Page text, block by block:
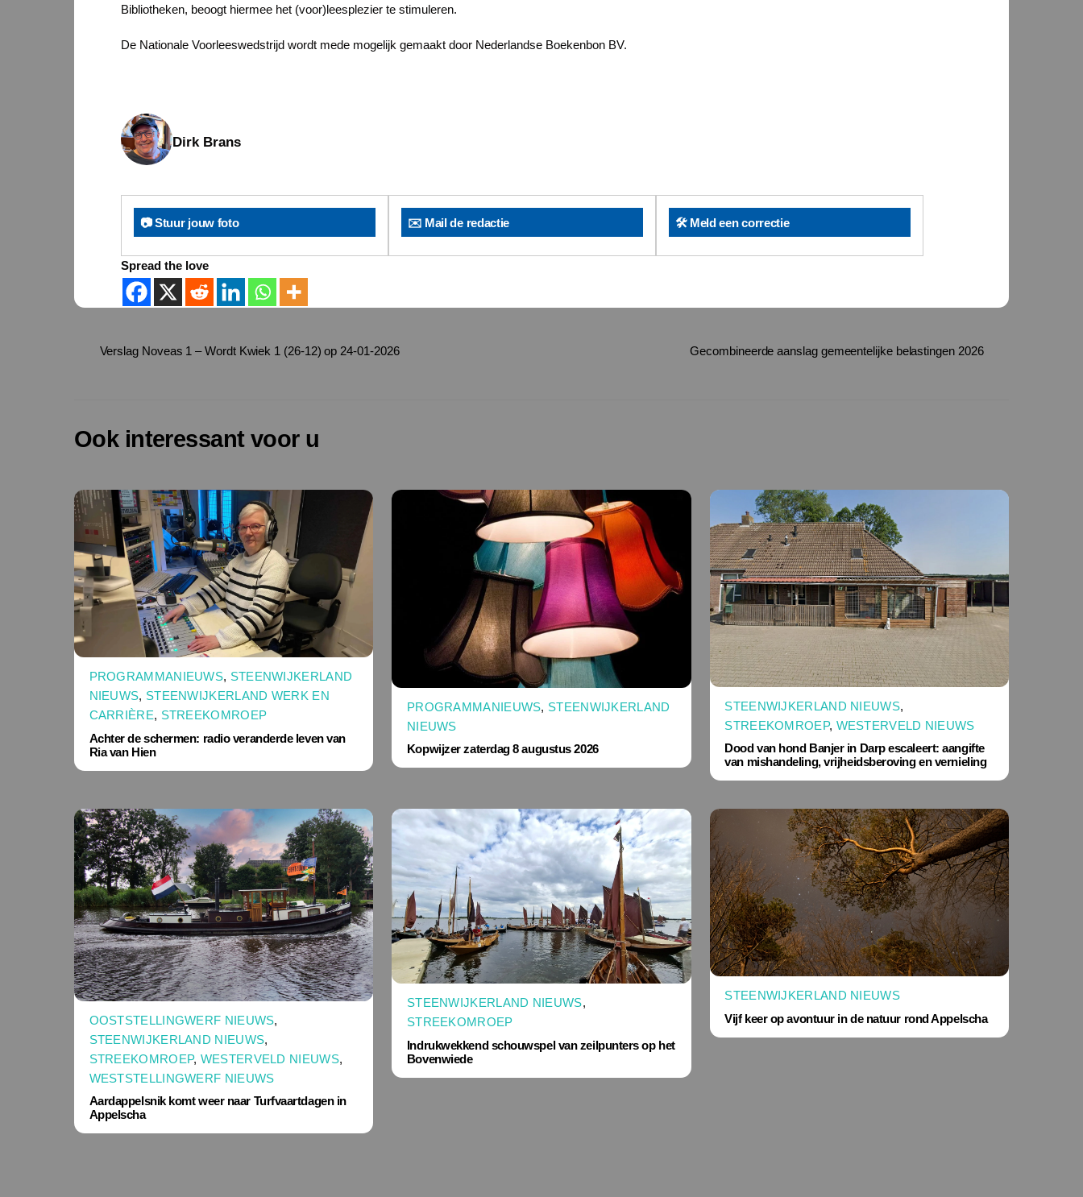
Bibliotheken, beoogt hiermee het (voor)leesplezier te stimuleren.
De Nationale Voorleeswedstrijd wordt mede mogelijk gemaakt door Nederlandse Boekenbon BV.
Dirk Brans
📷 Stuur jouw foto ✉️ Mail de redactie 🛠️ Meld een correctie
Spread the love
Verslag Noveas 1 – Wordt Kwiek 1 (26-12) op 24-01-2026 Gecombineerde aanslag gemeentelijke belastingen 2026
Ook interessant voor u
PROGRAMMANIEUWS, STEENWIJKERLAND
NIEUWS, STEENWIJKERLAND WERK EN
CARRIÈRE, STREEKOMROEP
Achter de schermen: radio veranderde leven van
Ria van Hien
PROGRAMMANIEUWS, STEENWIJKERLAND
NIEUWS
Kopwijzer zaterdag 8 augustus 2026
STEENWIJKERLAND NIEUWS,
STREEKOMROEP, WESTERVELD NIEUWS
Dood van hond Banjer in Darp escaleert: aangifte
van mishandeling, vrijheidsberoving en vernieling
OOSTSTELLINGWERF NIEUWS,
STEENWIJKERLAND NIEUWS,
STREEKOMROEP, WESTERVELD NIEUWS,
WESTSTELLINGWERF NIEUWS
Aardappelsnik komt weer naar Turfvaartdagen in
Appelscha
STEENWIJKERLAND NIEUWS,
STREEKOMROEP
Indrukwekkend schouwspel van zeilpunters op het
Bovenwiede
STEENWIJKERLAND NIEUWS
Vijf keer op avontuur in de natuur rond Appelscha